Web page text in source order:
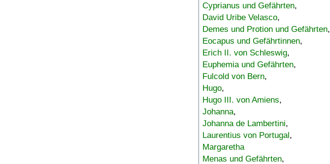
Cyprianus und Gefährten,
David Uribe Velasco,
Demes und Protion und Gefährten,
Eocapus und Gefährtinnen,
Erich II. von Schleswig,
Euphemia und Gefährten,
Fulcold von Bern,
Hugo,
Hugo III. von Amiens,
Johanna,
Johanna de Lambertini,
Laurentius von Portugal,
Margaretha
Menas und Gefährten,